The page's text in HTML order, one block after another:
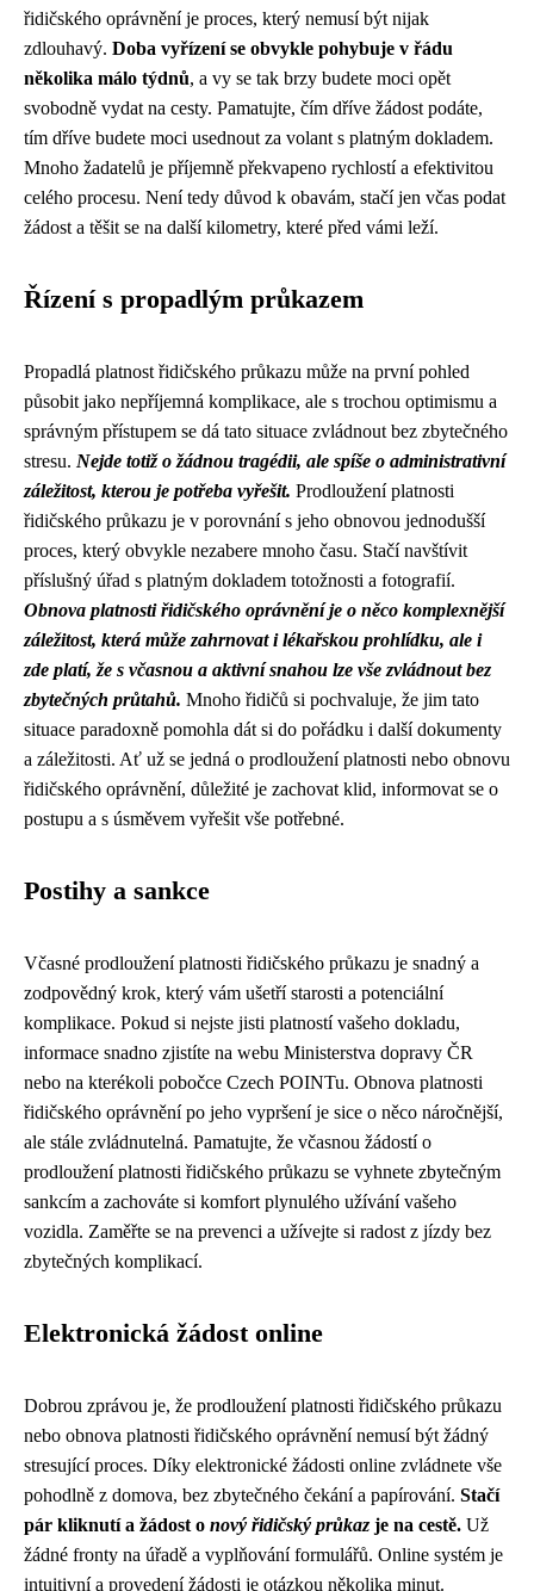
řidičského oprávnění je proces, který nemusí být nijak
zdlouhavý. Doba vyřízení se obvykle pohybuje v řádu
několika málo týdnů, a vy se tak brzy budete moci opět
svobodně vydat na cesty. Pamatujte, čím dříve žádost podáte,
tím dříve budete moci usednout za volant s platným dokladem.
Mnoho žadatelů je příjemně překvapeno rychlostí a efektivitou
celého procesu. Není tedy důvod k obavám, stačí jen včas podat
žádost a těšit se na další kilometry, které před vámi leží.
Řízení s propadlým průkazem
Propadlá platnost řidičského průkazu může na první pohled
působit jako nepříjemná komplikace, ale s trochou optimismu a
správným přístupem se dá tato situace zvládnout bez zbytečného
stresu. Nejde totiž o žádnou tragédii, ale spíše o administrativní
záležitost, kterou je potřeba vyřešit. Prodloužení platnosti
řidičského průkazu je v porovnání s jeho obnovou jednodušší
proces, který obvykle nezabere mnoho času. Stačí navštívit
příslušný úřad s platným dokladem totožnosti a fotografií.
Obnova platnosti řidičského oprávnění je o něco komplexnější
záležitost, která může zahrnovat i lékařskou prohlídku, ale i
zde platí, že s včasnou a aktivní snahou lze vše zvládnout bez
zbytečných průtahů. Mnoho řidičů si pochvaluje, že jim tato
situace paradoxně pomohla dát si do pořádku i další dokumenty
a záležitosti. Ať už se jedná o prodloužení platnosti nebo obnovu
řidičského oprávnění, důležité je zachovat klid, informovat se o
postupu a s úsměvem vyřešit vše potřebné.
Postihy a sankce
Včasné prodloužení platnosti řidičského průkazu je snadný a
zodpovědný krok, který vám ušetří starosti a potenciální
komplikace. Pokud si nejste jisti platností vašeho dokladu,
informace snadno zjistíte na webu Ministerstva dopravy ČR
nebo na kterékoli pobočce Czech POINTu. Obnova platnosti
řidičského oprávnění po jeho vypršení je sice o něco náročnější,
ale stále zvládnutelná. Pamatujte, že včasnou žádostí o
prodloužení platnosti řidičského průkazu se vyhnete zbytečným
sankcím a zachováte si komfort plynulého užívání vašeho
vozidla. Zaměřte se na prevenci a užívejte si radost z jízdy bez
zbytečných komplikací.
Elektronická žádost online
Dobrou zprávou je, že prodloužení platnosti řidičského průkazu
nebo obnova platnosti řidičského oprávnění nemusí být žádný
stresující proces. Díky elektronické žádosti online zvládnete vše
pohodlně z domova, bez zbytečného čekání a papírování. Stačí
pár kliknutí a žádost o nový řidičský průkaz je na cestě. Už
žádné fronty na úřadě a vyplňování formulářů. Online systém je
intuitivní a provedení žádosti je otázkou několika minut.